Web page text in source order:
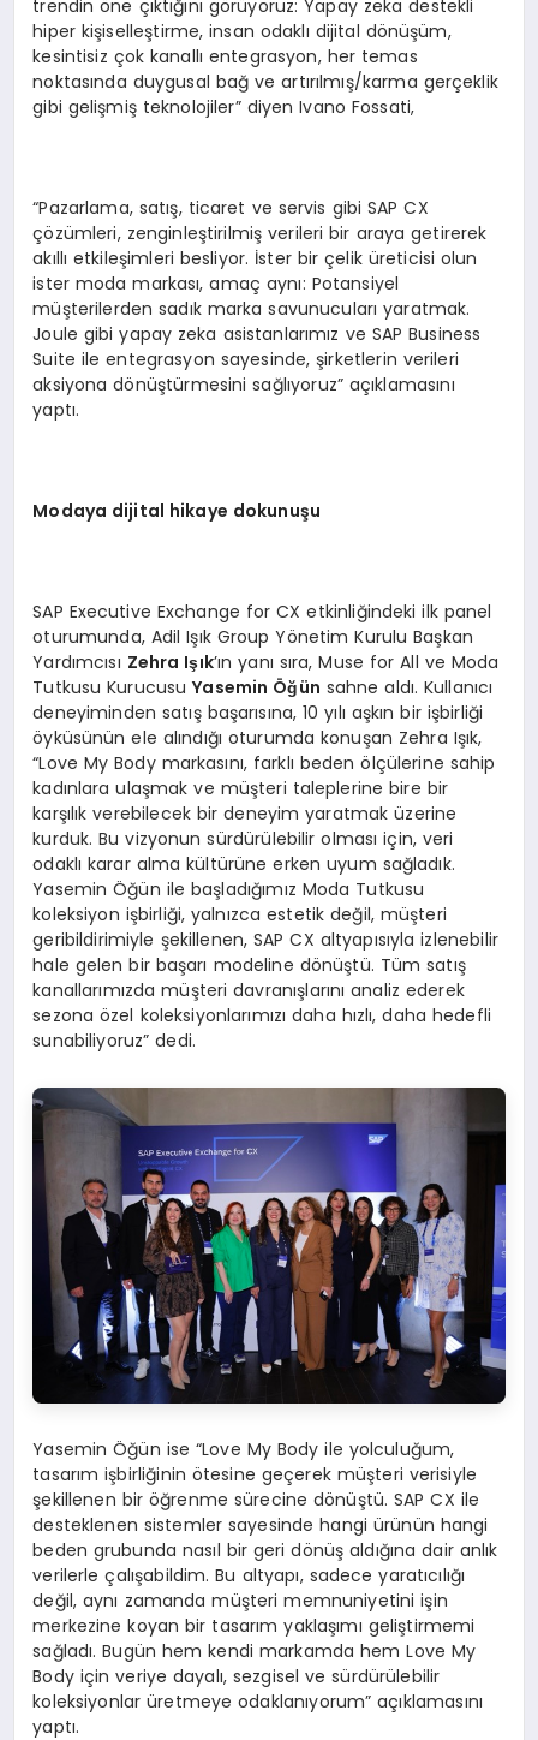
trendin öne çıktığını görüyoruz: Yapay zeka destekli
hiper kişiselleştirme, insan odaklı dijital dönüşüm,
kesintisiz çok kanallı entegrasyon, her temas
noktasında duygusal bağ ve artırılmış/karma gerçeklik
gibi gelişmiş teknolojiler” diyen Ivano Fossati,
“Pazarlama, satış, ticaret ve servis gibi SAP CX
çözümleri, zenginleştirilmiş verileri bir araya getirerek
akıllı etkileşimleri besliyor. İster bir çelik üreticisi olun
ister moda markası, amaç aynı: Potansiyel
müşterilerden sadık marka savunucuları yaratmak.
Joule gibi yapay zeka asistanlarımız ve SAP Business
Suite ile entegrasyon sayesinde, şirketlerin verileri
aksiyona dönüştürmesini sağlıyoruz” açıklamasını
yaptı.
Modaya dijital hikaye dokunuşu
SAP Executive Exchange for CX etkinliğindeki ilk panel
oturumunda, Adil Işık Group Yönetim Kurulu Başkan
Yardımcısı Zehra Işık’ın yanı sıra, Muse for All ve Moda
Tutkusu KurucusuYasemin Öğün sahne aldı. Kullanıcı
deneyiminden satış başarısına, 10 yılı aşkın bir işbirliği
öyküsünün ele alındığı oturumda konuşan Zehra Işık,
“Love My Body markasını, farklı beden ölçülerine sahip
kadınlara ulaşmak ve müşteri taleplerine bire bir
karşılık verebilecek bir deneyim yaratmak üzerine
kurduk. Bu vizyonun sürdürülebilir olması için, veri
odaklı karar alma kültürüne erken uyum sağladık.
Yasemin Öğün ile başladığımız Moda Tutkusu
koleksiyon işbirliği, yalnızca estetik değil, müşteri
geribildirimiyle şekillenen, SAP CX altyapısıyla izlenebilir
hale gelen bir başarı modeline dönüştü. Tüm satış
kanallarımızda müşteri davranışlarını analiz ederek
sezona özel koleksiyonlarımızı daha hızlı, daha hedefli
sunabiliyoruz” dedi.
Yasemin Öğün ise “Love My Body ile yolculuğum,
tasarım işbirliğinin ötesine geçerek müşteri verisiyle
şekillenen bir öğrenme sürecine dönüştü. SAP CX ile
desteklenen sistemler sayesinde hangi ürünün hangi
beden grubunda nasıl bir geri dönüş aldığına dair anlık
verilerle çalışabildim. Bu altyapı, sadece yaratıcılığı
değil, aynı zamanda müşteri memnuniyetini işin
merkezine koyan bir tasarım yaklaşımı geliştirmemi
sağladı. Bugün hem kendi markamda hem Love My
Body için veriye dayalı, sezgisel ve sürdürülebilir
koleksiyonlar üretmeye odaklanıyorum” açıklamasını
yaptı.